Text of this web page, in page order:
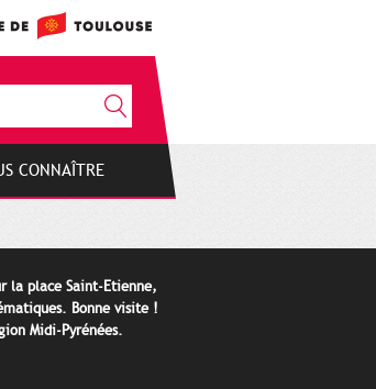
CONNAÎTRE
la place Saint-Etienne,
Bonne visite !
Midi-Pyrénées.